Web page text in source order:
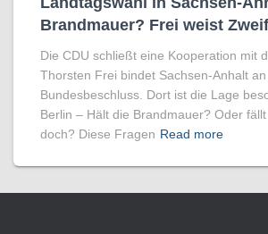
Brandmauer? Frei weist
Die CDU schließt eine Kooperation mit
Thorsten Frei bindet Sachsen-Anhalt
Bundesbeschluss. Dort ist die Lage
Berlin – Hält die Brandmauer? Oder
doch? Diese Fragen Read more